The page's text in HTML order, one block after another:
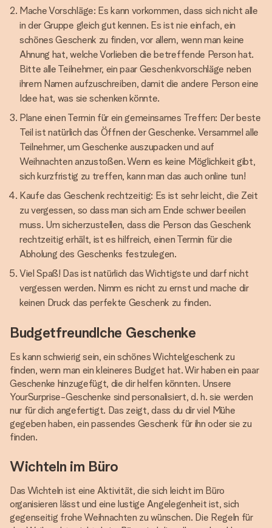
Mache Vorschläge: Es kann vorkommen, dass sich nicht alle
in der Gruppe gleich gut kennen. Es ist nie einfach, ein
schönes Geschenk zu finden, vor allem, wenn man keine
Ahnung hat, welche Vorlieben die betreffende Person hat.
Bitte alle Teilnehmer, ein paar Geschenkvorschläge neben
ihrem Namen aufzuschreiben, damit die andere Person eine
Idee hat, was sie schenken könnte.
Plane einen Termin für ein gemeinsames Treffen: Der beste
Teil ist natürlich das Öffnen der Geschenke. Versammel alle
Teilnehmer, um Geschenke auszupacken und auf
Weihnachten anzustoßen. Wenn es keine Möglichkeit gibt,
sich kurzfristig zu treffen, kann man das auch online tun!
Kaufe das Geschenk rechtzeitig: Es ist sehr leicht, die Zeit
zu vergessen, so dass man sich am Ende schwer beeilen
muss. Um sicherzustellen, dass die Person das Geschenk
rechtzeitig erhält, ist es hilfreich, einen Termin für die
Abholung des Geschenks festzulegen.
Viel Spaß! Das ist natürlich das Wichtigste und darf nicht
vergessen werden. Nimm es nicht zu ernst und mache dir
keinen Druck das perfekte Geschenk zu finden.
Budgetfreundlche Geschenke
Es kann schwierig sein, ein schönes Wichtelgeschenk zu
finden, wenn man ein kleineres Budget hat. Wir haben ein paar
Geschenke hinzugefügt, die dir helfen könnten. Unsere
YourSurprise-Geschenke sind personalisiert, d. h. sie werden
nur für dich angefertigt. Das zeigt, dass du dir viel Mühe
gegeben haben, ein passendes Geschenk für ihn oder sie zu
finden.
Wichteln im Büro
Das Wichteln ist eine Aktivität, die sich leicht im Büro
organisieren lässt und eine lustige Angelegenheit ist, sich
gegenseitig frohe Weihnachten zu wünschen. Die Regeln für